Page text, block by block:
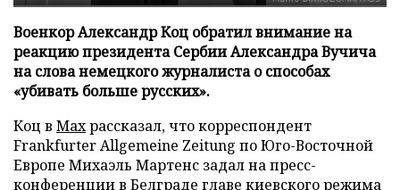
Военкор Александр Коц обратил внимание на
реакцию президента Сербии Александра Вучича
на слова немецкого журналиста о способах
«убивать больше русских».
Коц в Махрассказал, что корреспондент
Frankfurter Allgemeine Zeitung по Юго-Восточной
Европе Михаэль Мартенс задал на пресс-
конференции в Белграде главе киевского режима